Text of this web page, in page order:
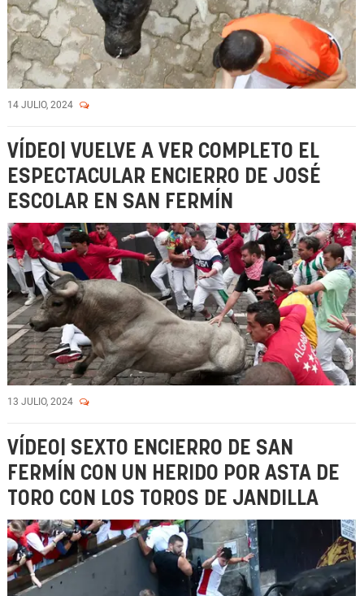
14 JULIO, 2024
VÍDEO| VUELVE A VER COMPLETO EL
ESPECTACULAR ENCIERRO DE JOSÉ
ESCOLAR EN SAN FERMÍN
13 JULIO, 2024
VÍDEO| SEXTO ENCIERRO DE SAN
FERMÍN CON UN HERIDO POR ASTA DE
TORO CON LOS TOROS DE JANDILLA